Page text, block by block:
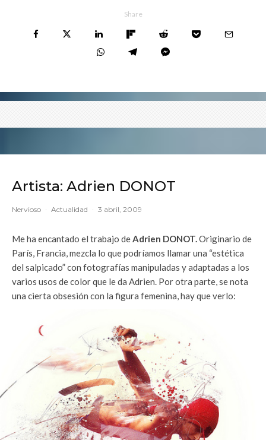
Share
Artista: Adrien DONOT
Nervioso · Actualidad · 3 abril, 2009
Me ha encantado el trabajo deAdrien DONOT.Originario de
París, Francia, mezcla lo que podríamos llamar una “estética
del salpicado” con fotografías manipuladas y adaptadas a los
varios usos de color que le da Adrien. Por otra parte, se nota
una cierta obsesión con la figura femenina, hay que verlo: